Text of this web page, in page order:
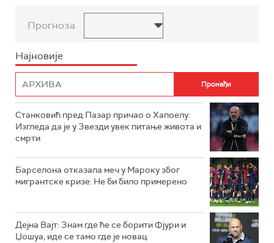
Прогноза
Најновије
Станковић пред Пазар причао о Хапоелу:
Изгледа да је у Звезди увек питање живота и
смрти
Барселона отказала меч у Мароку због
мигрантске кризе: Не би било примерено
Дејна Вајт: Знам где ће се борити Фјури и
Џошуа, иде се тамо где је новац